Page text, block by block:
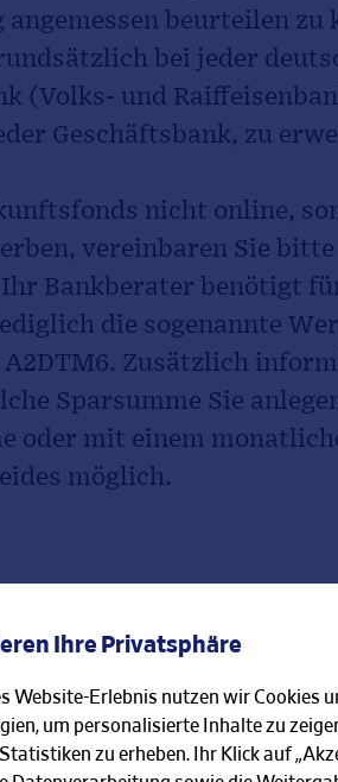
beurteilen zu
bei jeder
(Volks- und
Geschäftsbank, zu
nicht online,
vereinbaren Sie
Bankberater benötigt
die sogenannte
Zusätzlich
Sparsumme Sie
oder mit einem
möglich.
clever
Ihre Privatsphäre
Website-Erlebnis nutzen wir Cookies
um personalisierte Inhalte zu
zu erheben. Ihr Klick auf